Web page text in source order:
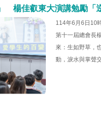
楊佳叡東大演講勉勵「
114年6月6日10
第十一屆總會長
來：生如野草，
動，淚水與掌聲